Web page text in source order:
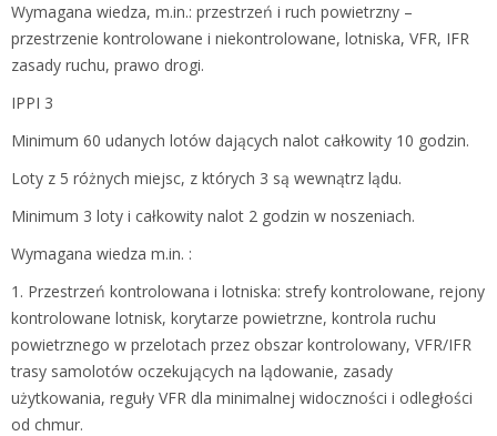
Wymagana wiedza, m.in.: przestrzeń i ruch powietrzny –
przestrzenie kontrolowane i niekontrolowane, lotniska, VFR, IFR
zasady ruchu, prawo drogi.
IPPI 3
Minimum 60 udanych lotów dających nalot całkowity 10 godzin.
Loty z 5 różnych miejsc, z których 3 są wewnątrz lądu.
Minimum 3 loty i całkowity nalot 2 godzin w noszeniach.
Wymagana wiedza m.in. :
1. Przestrzeń kontrolowana i lotniska: strefy kontrolowane, rejony
kontrolowane lotnisk, korytarze powietrzne, kontrola ruchu
powietrznego w przelotach przez obszar kontrolowany, VFR/IFR
trasy samolotów oczekujących na lądowanie, zasady
użytkowania, reguły VFR dla minimalnej widoczności i odległości
od chmur.